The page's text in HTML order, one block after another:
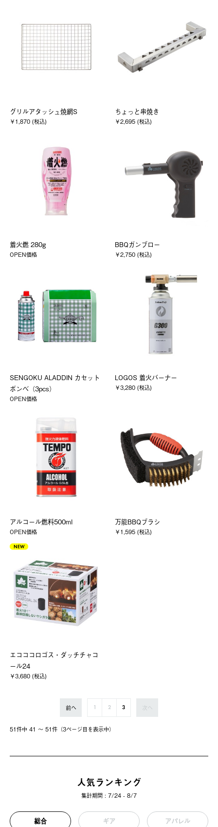
グリルアタッシュ焼網S
￥1,870 (税込)
ちょっと串焼き
￥2,695 (税込)
着火燃 280g
OPEN価格
BBQガンブロー
￥2,750 (税込)
SENGOKU ALADDIN カセット
ボンベ（3pcs）
OPEN価格
LOGOS 着火バーナー
￥3,280 (税込)
アルコール燃料500ml
OPEN価格
万能BBQブラシ
￥1,595 (税込)
NEW
エコココロゴス・ダッチチャコ
ール24
￥3,680 (税込)
51件中 41 〜 51件（3ページ⽬を表⽰中）
前へ 2 3 次へ
人気ランキング
集計期間 : 7/24 - 8/7
総合 ギア アパレル